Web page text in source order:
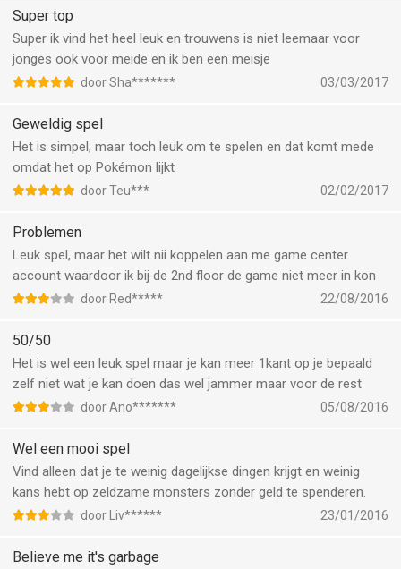
Super top
Super ik vind het heel leuk en trouwens is niet leemaar voor
jonges ook voor meide en ik ben een meisje
door Sha******* 03/03/2017
Geweldig spel
Het is simpel, maar toch leuk om te spelen en dat komt mede
omdat het op Pokémon lijkt
door Teu*** 02/02/2017
Problemen
Leuk spel, maar het wilt nii koppelen aan me game center
account waardoor ik bij de 2nd floor de game niet meer in kon
door Red***** 22/08/2016
50/50
Het is wel een leuk spel maar je kan meer 1kant op je bepaald
zelf niet wat je kan doen das wel jammer maar voor de rest
door Ano******* 05/08/2016
Wel een mooi spel
Vind alleen dat je te weinig dagelijkse dingen krijgt en weinig
kans hebt op zeldzame monsters zonder geld te spenderen.
door Liv****** 23/01/2016
Believe me it's garbage